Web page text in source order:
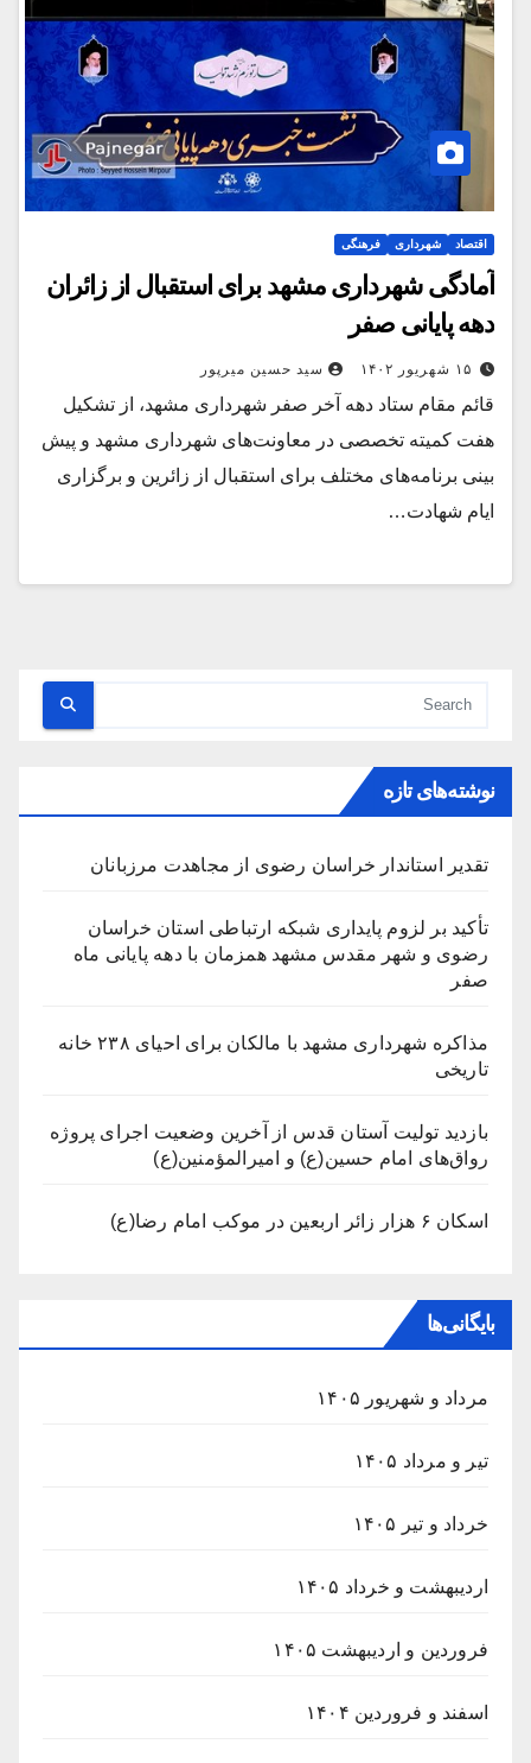
اقتصاد شهرداری فرهنگی
آمادگی شهرداری مشهد برای استقبال از زائران
دهه پایانی صفر
۱۵ شهریور ۱۴۰۲ سید حسین میرپور
قائم مقام ستاد دهه آخر صفر شهرداری مشهد، از تشکیل
هفت کمیته تخصصی در معاونت‌های شهرداری مشهد و پیش
بینی برنامه‌های مختلف برای استقبال از زائرین و برگزاری
ایام شهادت…
نوشته‌های تازه
تقدیر استاندار خراسان رضوی از مجاهدت مرزبانان
تأکید بر لزوم پایداری شبکه ارتباطی استان خراسان
رضوی و شهر مقدس مشهد همزمان با دهه پایانی ماه
صفر
مذاکره شهرداری مشهد با مالکان برای احیای ۲۳۸ خانه
تاریخی
بازدید تولیت آستان قدس از آخرین وضعیت اجرای پروژه
رواق‌های امام حسین(ع) و امیرالمؤمنین(ع)
اسکان ۶ هزار زائر اربعین در موکب امام رضا(ع)
بایگانی‌ها
مرداد و شهریور ۱۴۰۵
تیر و مرداد ۱۴۰۵
خرداد و تیر ۱۴۰۵
اردیبهشت و خرداد ۱۴۰۵
فروردین و اردیبهشت ۱۴۰۵
اسفند و فروردین ۱۴۰۴